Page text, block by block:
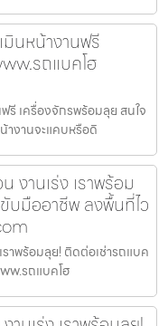
นหน้างานฟรี
รถแบคโฮ
รี เครื่องจักรพร้อมลุย สนใจ
างานจะแคบหรือดิ
งานเร่ง เราพร้อม
บมืออาชีพ ลงพื้นที่ไว
าพร้อมลุย! ติดต่อเช่ารถแบค
รถแบคโฮ